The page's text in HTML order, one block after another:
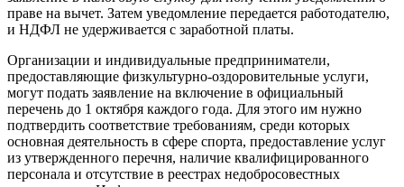
праве на вычет. Затем уведомление передается работодателю,
и НДФЛ не удерживается с заработной платы.
Организации и индивидуальные предприниматели,
предоставляющие физкультурно-оздоровительные услуги,
могут подать заявление на включение в официальный
перечень до 1 октября каждого года. Для этого им нужно
подтвердить соответствие требованиям, среди которых
основная деятельность в сфере спорта, предоставление услуг
из утвержденного перечня, наличие квалифицированного
персонала и отсутствие в реестрах недобросовестных